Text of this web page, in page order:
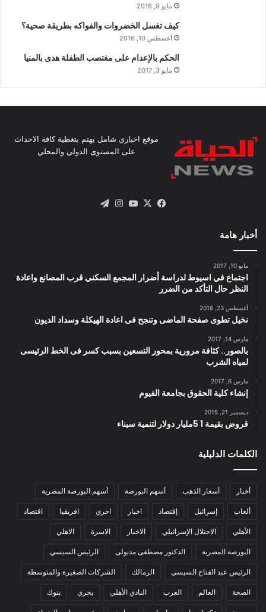
مايو 9, 2016
كيف تغسل الخضروات والفواكه بطريقة صحية؟
أغسطس 10, 2016
الحكم بالإعدام على مغتصب الطفلة هدى بالمنيا
مايو 3, 2017
موقع اخباري شامل يهتم بتغطية كافة الاحداث
على المستوى الدولي والمحلي
فيسبوك
X يوتيوبانستقرام
أخبار هامة
مايو 10, 2017
اجتماع في اسيوط لدراسة أضرار المجمع السكني قرب المصانع واعادة
النظر حال التأكد من الضرر
أغسطس 23, 2016
نخيل تطوى صفحة الماضى وتنجح فى اعادة الهيكلة وسداد الديون
مارس 14, 2017
بالصور.. كثافة مرورية بمحور التسعين بسبب كسر فى الخط الرئيسى
لمياه الشرب
مارس 6, 2017
إنشاء كلية الحقوق بجامعة الفيوم
ديسمبر 21, 2015
قروض بقيمة 1 5مليار دولار لتنمية سيناء
الكلمات الدليلية
أخبار أسعار الذهب أسهم البورصة أسهم البورصة المصرية
ألعاب إسرائيل إقتصاد اخبار اخري افريقيا اقتصاد
الأهلي الاحتلال الإسرائيلي الاخبار الاسرة الاهلي
البورصة المصرية الدكتور مصطفى مدبولى الرئيس السيسي
الرئيس عبد الفتاح السيسي الزمالك الشركات الصغيرة والمتوسطة
الصحة العالم العرب النادي الأهلي بحري بنوك